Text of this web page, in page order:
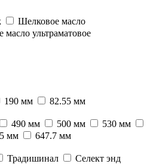
Шелковое масло
масло ультраматовое
190 мм
82.55 мм
490 мм 500 мм
530 мм
мм
647.7 мм
Традишинал
Селект энд